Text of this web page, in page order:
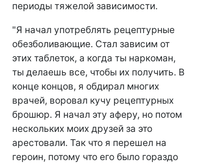
периоды тяжелой зависимости.
"Я начал употреблять рецептурные
обезболивающие. Стал зависим от
этих таблеток, а когда ты наркоман,
ты делаешь все, чтобы их получить. В
конце концов, я обдирал многих
врачей, воровал кучу рецептурных
брошюр. Я начал эту аферу, но потом
нескольких моих друзей за это
арестовали. Так что я перешел на
героин, потому что его было гораздо